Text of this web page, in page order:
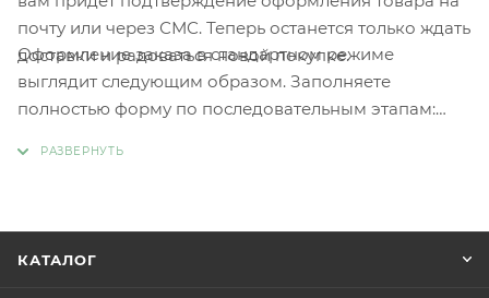
почту или через СМС. Теперь останется только ждать
доставки и радоваться новой покупке.
Оформление заказа в стандартном режиме
выглядит следующим образом. Заполняете
полностью форму по последовательным этапам:
КАТАЛОГ